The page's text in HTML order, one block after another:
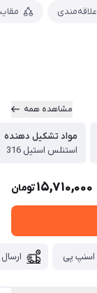
علاقه‌مندی
مشاهده همه
مواد تشکیل دهنده
استنلس استیل 316
15,710,000تومان